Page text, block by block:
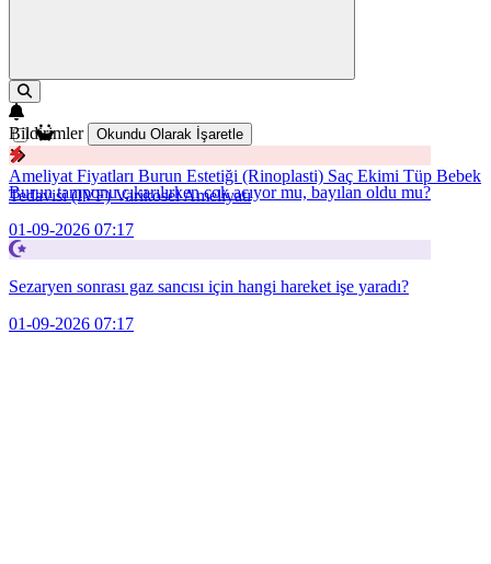
Bildirimler Okundu Olarak İşaretle
Burun tamponu çıkarılırken çok acıyor mu, bayılan oldu mu?
01-09-2026 07:17
Sezaryen sonrası gaz sancısı için hangi hareket işe yaradı?
01-09-2026 07:17
Ameliyat Fiyatları Burun Estetiği (Rinoplasti) Saç Ekimi Tüp Bebek
Tedavisi (IVF)Varikosel Ameliyatı